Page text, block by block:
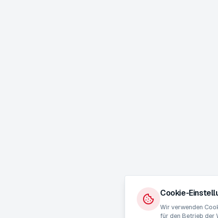
Cookie-
Wir verwenden
für den Betrieb der